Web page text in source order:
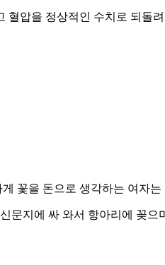
압을 정상적인 수치로 되돌
꽃을 돈으로 생각하는 여자는
문지에 싸 와서 항아리에 꽂으